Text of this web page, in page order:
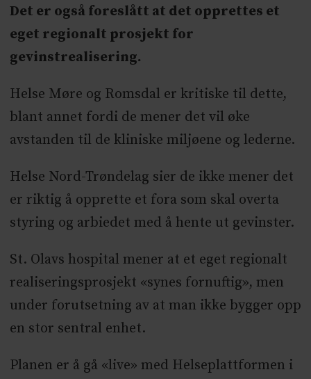
Det er også foreslått at det opprettes et
eget regionalt prosjekt for
gevinstrealisering.
Helse Møre og Romsdal er kritiske til dette,
blant annet fordi de mener det vil øke
avstanden til de kliniske miljøene og lederne.
Helse Nord-Trøndelag sier de ikke mener det
er riktig å opprette et fora som skal overta
styring og arbiedet med å hente ut gevinster.
St. Olavs hospital mener at et eget regionalt
realiseringsprosjekt «synes fornuftig», men
under forutsetning av at man ikke bygger opp
en stor sentral enhet.
Planen er å gå «live» med Helseplattformen i